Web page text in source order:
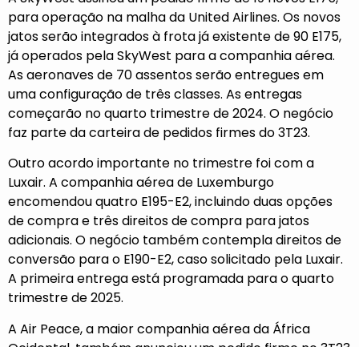
para operação na malha da United Airlines. Os novos
jatos serão integrados à frota já existente de 90 E175,
já operados pela SkyWest para a companhia aérea.
As aeronaves de 70 assentos serão entregues em
uma configuração de três classes. As entregas
começarão no quarto trimestre de 2024. O negócio
faz parte da carteira de pedidos firmes do 3T23.
Outro acordo importante no trimestre foi com a
Luxair. A companhia aérea de Luxemburgo
encomendou quatro E195-E2, incluindo duas opções
de compra e três direitos de compra para jatos
adicionais. O negócio também contempla direitos de
conversão para o E190-E2, caso solicitado pela Luxair.
A primeira entrega está programada para o quarto
trimestre de 2025.
A Air Peace, a maior companhia aérea da África